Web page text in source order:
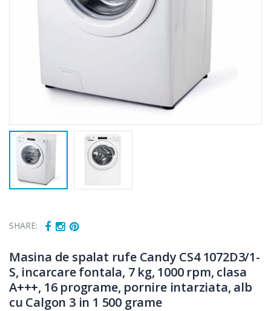
SHARE:
Masina de spalat rufe Candy CS4 1072D3/1-
S, incarcare fontala, 7 kg, 1000 rpm, clasa
A+++, 16 programe, pornire intarziata, alb
cu Calgon 3 in 1 500 grame